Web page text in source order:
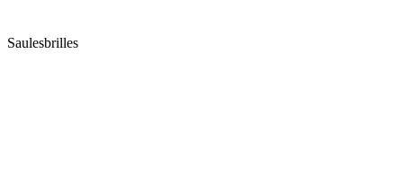
Saulesbrilles